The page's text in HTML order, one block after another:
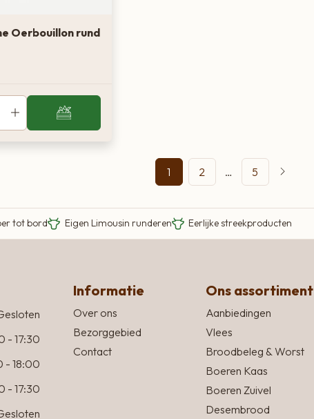
Oerbouillon rund
1 2 … 5
tot bord Eigen Limousin runderen Eerlijke streekproducten
- 17:30
- 18:00
- 17:30
Informatie
Over ons
Bezorggebied
Contact
Ons assortiment
Aanbiedingen
Vlees
Broodbeleg & Worst
Boeren Kaas
Boeren Zuivel
Desembrood